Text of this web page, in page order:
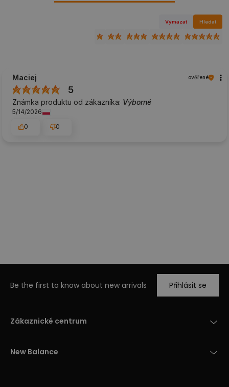
Vymazat Hledat
Maciej ověřené
5
Známka produktu od zákazníka: Výborné
5/14/2026
0
0
Be the first to know about new arrivals Přihlásit se
Zákaznické centrum
New Balance